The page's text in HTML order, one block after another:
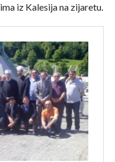
iz Kalesija na zijaretu.